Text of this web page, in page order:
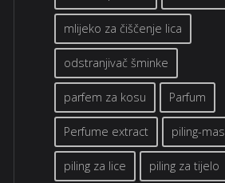
mlijeko za čiščenje lica
odstranjivač šminke
parfem za kosu Parfum
Perfume extract piling-
piling za lice piling za tijelo